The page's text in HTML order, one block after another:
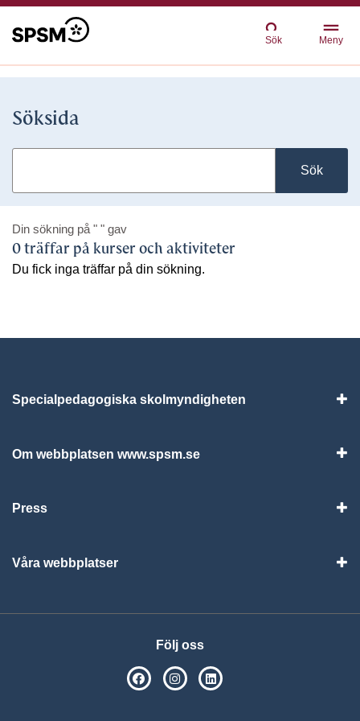
Sök Meny
Söksida
Sök
Din sökning på " " gav
0 träffar på kurser och aktiviteter
Du fick inga träffar på din sökning.
Specialpedagogiska skolmyndigheten
Om webbplatsen www.spsm.se
Press
Våra webbplatser
Följ oss
SPSM på Facebook
SPSM på Instagram